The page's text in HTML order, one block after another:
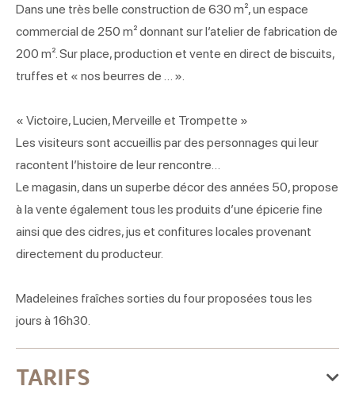
Dans une très belle construction de 630 m², un espace
commercial de 250 m² donnant sur l’atelier de fabrication de
200 m². Sur place, production et vente en direct de biscuits,
truffes et « nos beurres de … ».
« Victoire, Lucien, Merveille et Trompette »
Les visiteurs sont accueillis par des personnages qui leur
racontent l’histoire de leur rencontre…
Le magasin, dans un superbe décor des années 50, propose
à la vente également tous les produits d’une épicerie fine
ainsi que des cidres, jus et confitures locales provenant
directement du producteur.
Madeleines fraîches sorties du four proposées tous les
jours à 16h30.
TARIFS